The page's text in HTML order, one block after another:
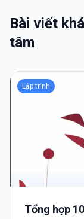
Bài viết
tâm
Lập trình
Tổng hợp